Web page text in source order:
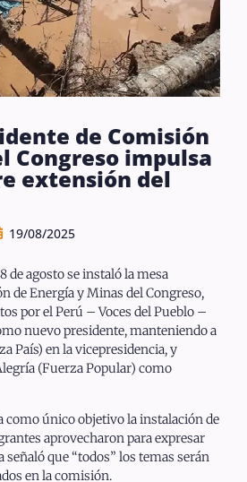
de Comisión
Congreso impulsa
extensión del
19/08/2025
de agosto se instaló la mesa
de Energía y Minas del Congreso,
por el Perú – Voces del Pueblo –
nuevo presidente, manteniendo a
País) en la vicepresidencia, y
(Fuerza Popular) como
como único objetivo la instalación de
aprovecharon para expresar
señaló que “todos” los temas serán
en la comisión.